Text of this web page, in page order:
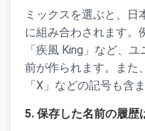
ミックスを選ぶと、日
に組み合わされます。
「疾風 King」など、
前が作られます。また
「X」などの記号も含
5. 保存した名前の履歴